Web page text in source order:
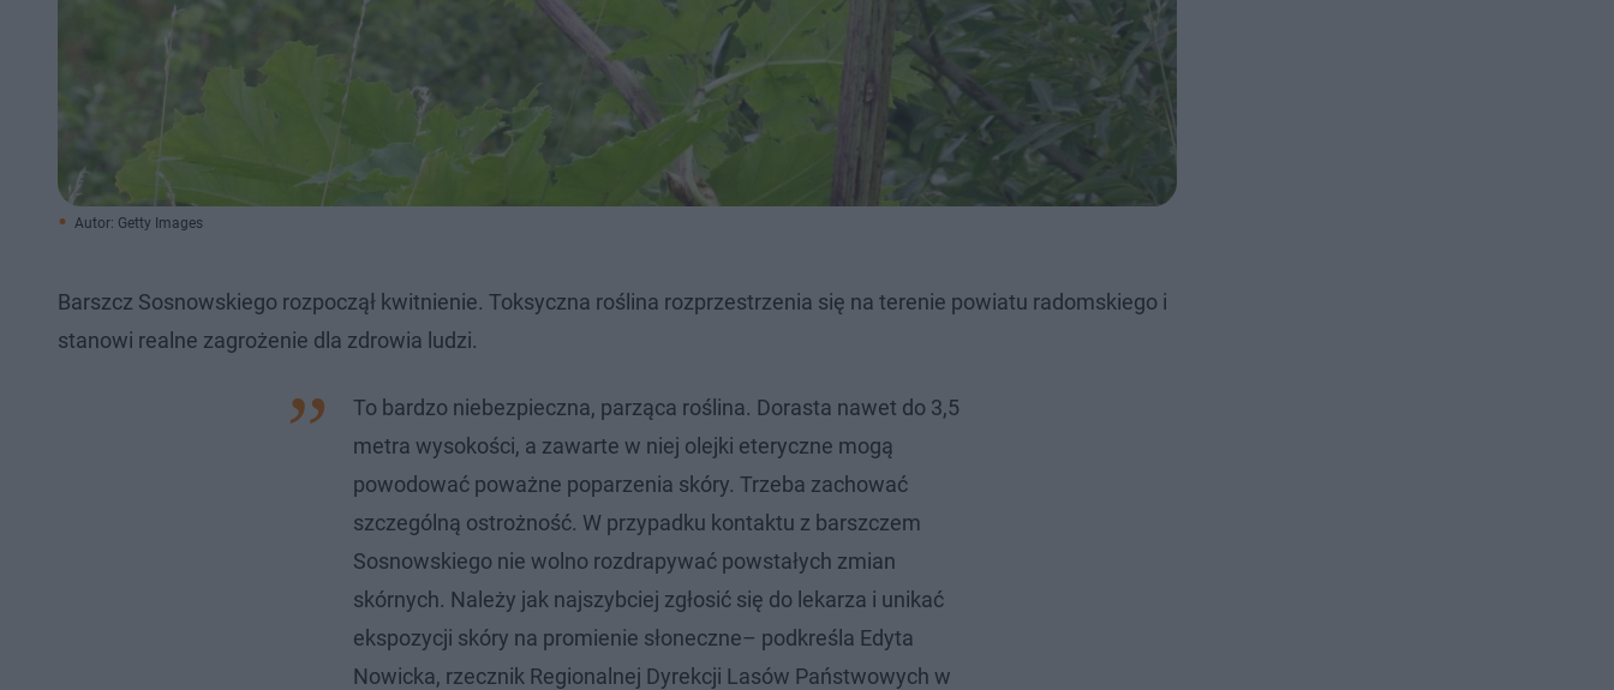
Autor: Getty Images
Barszcz Sosnowskiego rozpoczął kwitnienie. Toksyczna roślina rozprzestrzenia się na terenie powiatu radomskiego i
stanowi realne zagrożenie dla zdrowia ludzi.
To bardzo niebezpieczna, parząca roślina. Dorasta nawet do 3,5
metra wysokości, a zawarte w niej olejki eteryczne mogą
powodować poważne poparzenia skóry. Trzeba zachować
szczególną ostrożność. W przypadku kontaktu z barszczem
Sosnowskiego nie wolno rozdrapywać powstałych zmian
skórnych. Należy jak najszybciej zgłosić się do lekarza i unikać
ekspozycji skóry na promienie słoneczne– podkreśla Edyta
Nowicka, rzecznik Regionalnej Dyrekcji Lasów Państwowych w